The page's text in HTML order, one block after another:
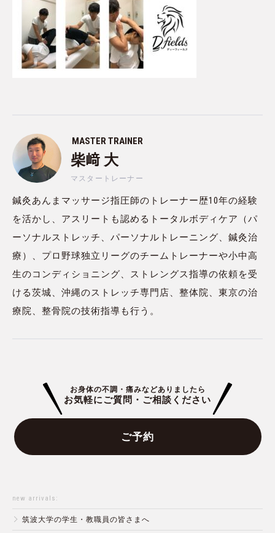
MASTER TRAINER
柴﨑 大
マスタートレーナー
鍼灸あんまマッサージ指圧師のトレーナー歴10年の経験
を活かし、アスリートも認めるトータルボディケア（パ
ーソナルストレッチ、パーソナルトレーニング、鍼灸治
療）、プロ野球独立リーグのチームトレーナーや小中高
生のコンディショニング、ストレングス指導の依頼を受
ける茨城、沖縄のストレッチ専門店、整体院、東京の治
療院、整骨院の技術指導も行う。
お身体の不調・痛みなどありましたら
お気軽にご質問・ご相談ください
ご予約
new arrivals:
筑波大学の学生・教職員の皆さまへ